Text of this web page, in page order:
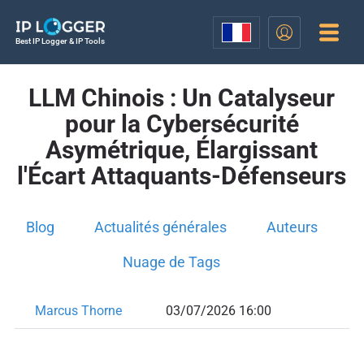
Best IP Logger & IP Tools
LLM Chinois : Un Catalyseur
pour la Cybersécurité
Asymétrique, Élargissant
l'Écart Attaquants-Défenseurs
Blog Actualités générales Auteurs
Nuage de Tags
Marcus Thorne 03/07/2026 16:00